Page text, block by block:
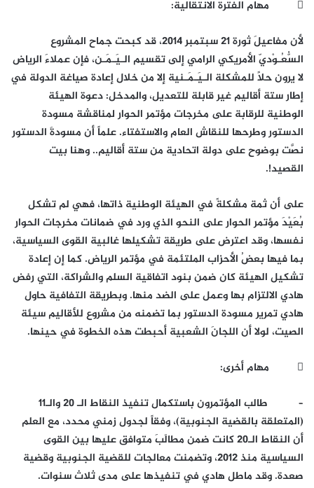
 مهام الفترة الانتقالية:
لأن مفاعيلَ ثورة 21 سبتمبر 2014، قد كبحت جماح المشروع
السُّعُـوْديّ الأمريكي الرامي إلى تقسيم الـيَـمَـن، فإن عملاءَ الرياض
لا يرون حلاً للمشكلة الـيَـمَـنية إلا من خلال إعادة صياغة الدولة في
إطار ستة أقاليم غير قابلة للتعديل، والمدخل: دعوة الهيئة
الوطنية للرقابة على مخرجات مؤتمر الحوار لمناقشة مسودة
الدستور وطرحها للنقاش العام والاستفتاء. علماً أن مسودةَ الدستور
نصَّت بوضوح على دولة اتحادية من ستة أقاليم.. وهنا بيت
القصيد!.
على أن ثمة مشكلةً في الهيئة الوطنية ذاتها، فهي لم تشكل
بُعَيْدَ مؤتمر الحوار على النحو الذي ورد في ضمانات مخرجات الحوار
نفسها، وقد اعترض على طريقة تشكيلها غالبية القوى السياسية،
بما فيها بعضُ الأحزاب الملتئمة في مؤتمر الرياض. كما إن إعادة
تشكيل الهيئة كان ضمن بنود اتفاقية السلم والشراكة، التي رفض
هادي الالتزام بها وعمل على الضد منها. وبطريقة التفافية حاول
هادي تمرير مسودة الدستور بما تضمنه من مشروع للأقاليم سيئة
الصيت، لولا أن اللجانَ الشعبية أحبطت هذه الخطوة في حينها.
 مهام أخرى:
– طالب المؤتمرون باستكمال تنفيذ النقاط الـ 20 والـ11
(المتعلقة بالقضية الجنوبية)، وفقاً لجدول زمني محدد، مع العلم
أن النقاط الـ20 كانت ضمن مطالَبَ متوافق عليها بين القوى
السياسية منذ 2012، وتضمنت معالجات للقضية الجنوبية وقضية
صعدة. وقد ماطل هادي في تنفيذها على مدى ثلاث سنوات.